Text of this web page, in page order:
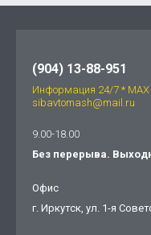
(904) 13-88-951
Информация 24/7 * МАХ
sibavtomash@mail.ru
9.00-18.00
Без перерыва.
Офис
г. Иркутск, ул. 1-я